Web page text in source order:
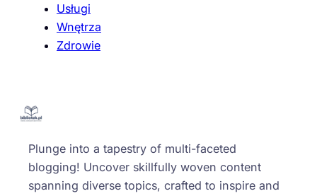
Usługi
Wnętrza
Zdrowie
Plunge into a tapestry of multi-faceted
blogging! Uncover skillfully woven content
spanning diverse topics, crafted to inspire and